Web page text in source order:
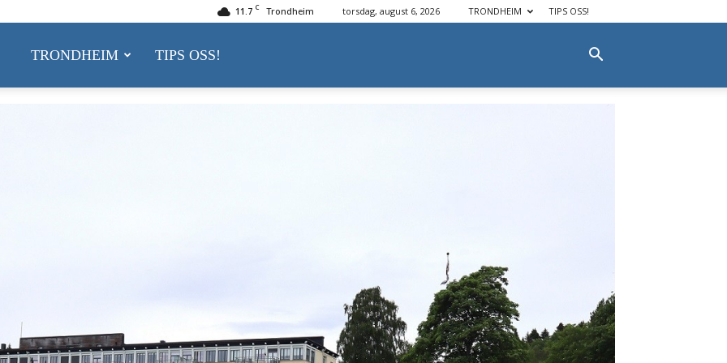
11.7 C Trondheim torsdag, august 6, 2026 TRONDHEIM TIPS OSS!
TRONDHEIM TIPS OSS!